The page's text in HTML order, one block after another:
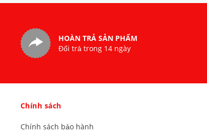
HOÀN TRẢ SẢN PHẨM
Đổi trả trong 14 ngày
Chính sách
Chính sách bảo hành